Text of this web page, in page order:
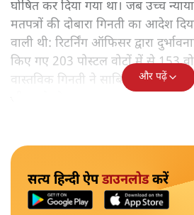
बने। लेकिन उन अनगिनत उम्मीदवारों
रसूख नहीं है? उनके लिए न्याय की यह
जनादेशों के लिए सुरक्षा कवच बन जाती
धांधली: राधापुरम से लेकर चंडीगढ़
राधापुरम का मामला उस गहरी सड़न को
अन्नाद्रमुक (AIADMK) प्रतिद्वंद्वी से
घोषित कर दिया गया था। जब उच्च
मतपत्रों की दोबारा गिनती का आदेश
वाली थी: रिटर्निंग ऑफिसर द्वारा